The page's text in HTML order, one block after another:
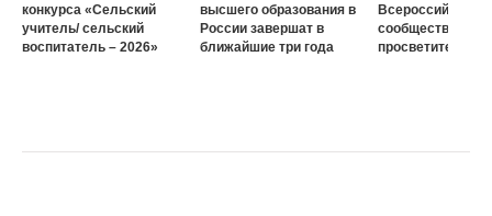
конкурса «Сельский
учитель/ сельский
воспитатель – 2026»
высшего образования в
России завершат в
ближайшие три года
Всероссийского
сообщества
просветителей